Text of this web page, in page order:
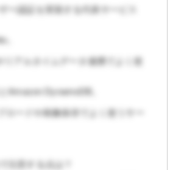
ー認証を実装する代表サービス
。
リアルタイムデータ連携でよく使
Amazon DynamoDB。
ロードや画像保存でよく使うサー
注意する点は？